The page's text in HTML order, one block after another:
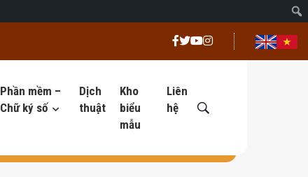
Phần mềm –
Chữ ký số
Dịch
thuật
Kho
biểu
mẫu
Liên
hệ